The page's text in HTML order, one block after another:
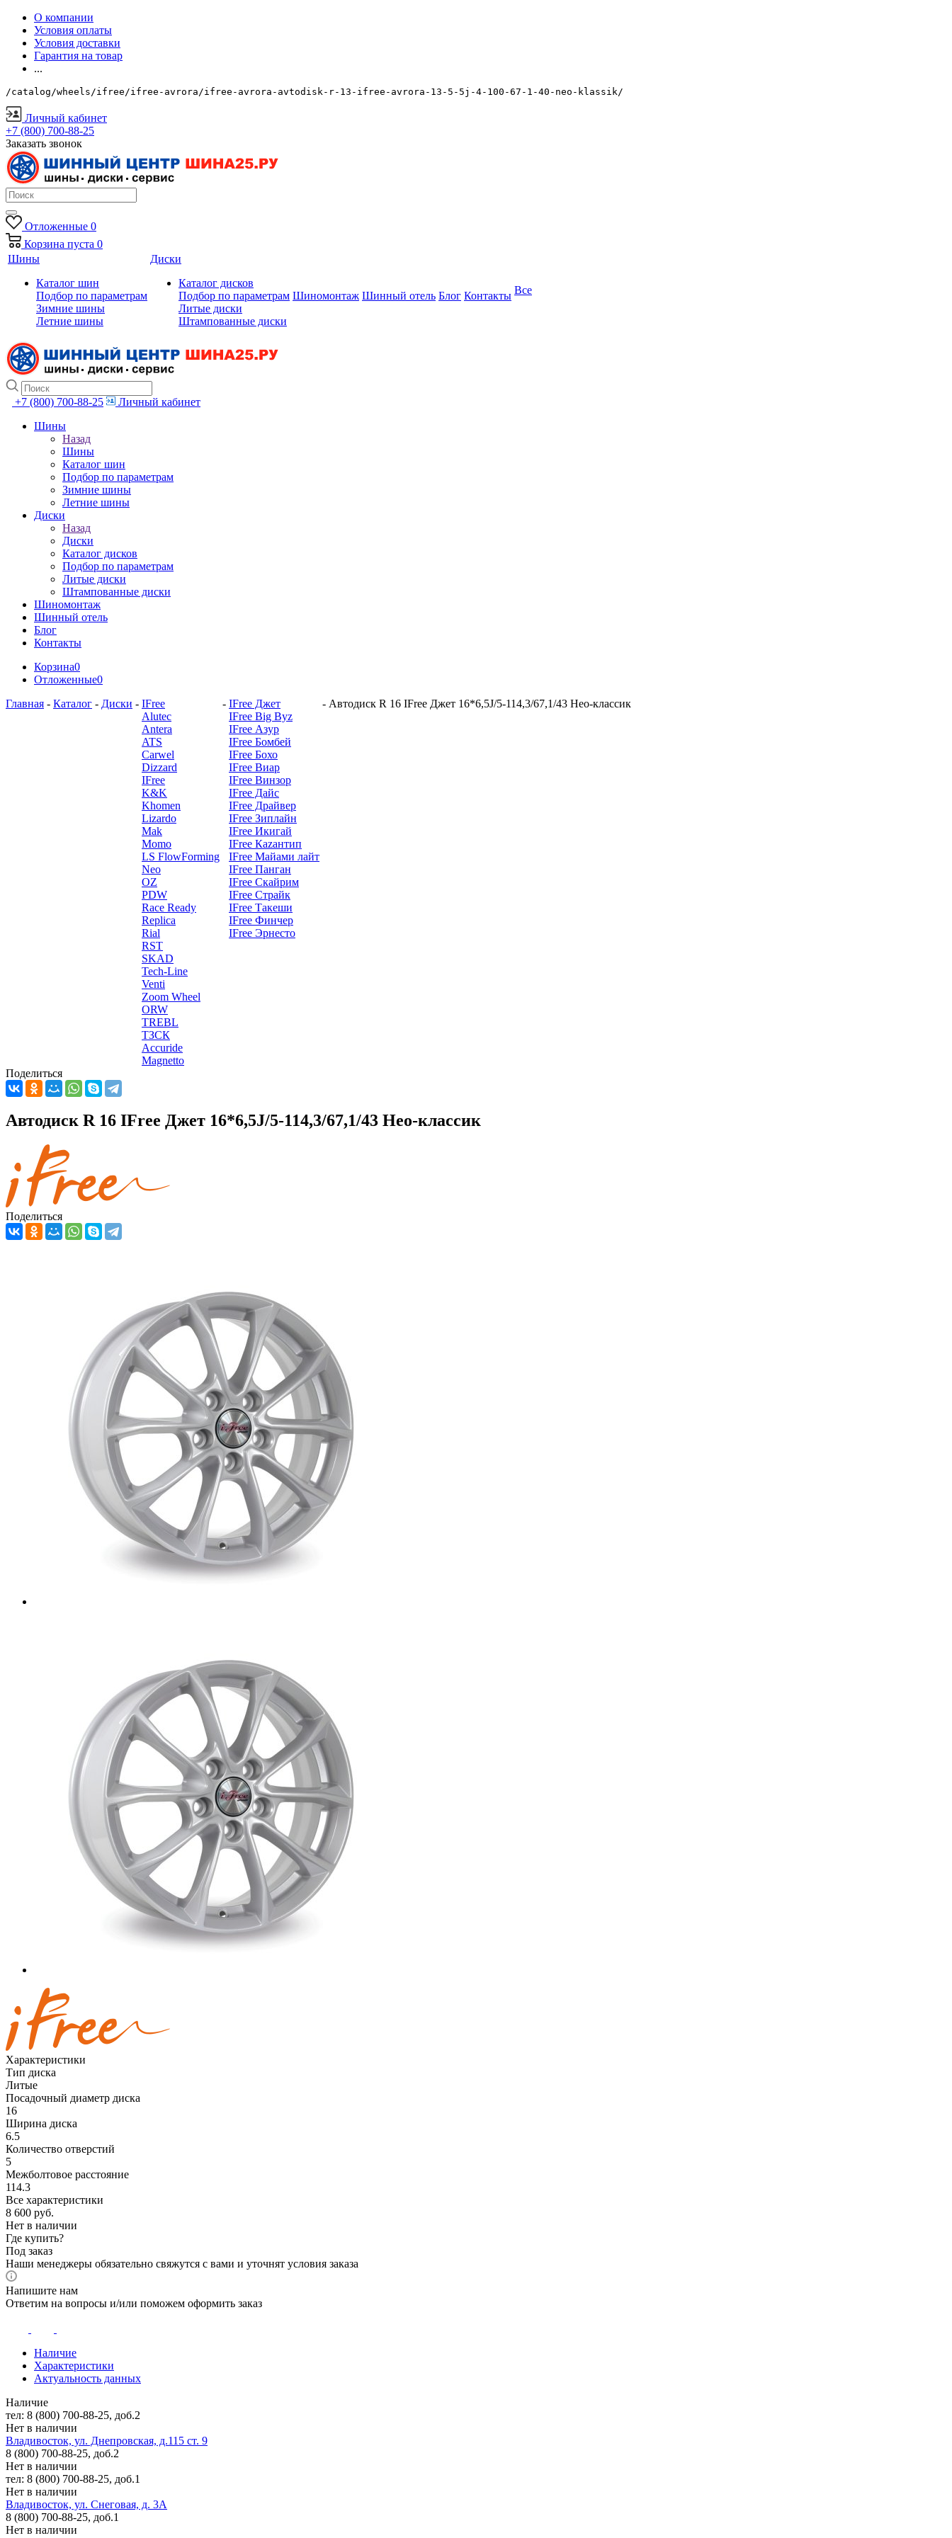
О компании
Условия оплаты
Условия доставки
Гарантия на товар
...
/catalog/wheels/ifree/ifree-avrora/ifree-avrora-avtodisk-r-13-ifree-avrora-13-5-5j-4-100-67-1-40-neo-klassik/
Личный кабинет
+7 (800) 700-88-25
Заказать звонок
Отложенные 0
Корзина пуста 0
Шины
Каталог шин
Подбор по параметрам
Зимние шины
Летние шины
Диски
Каталог дисков
Подбор по параметрам
Литые диски
Штампованные диски
Шиномонтаж Шинный отель Блог Контакты Все
+7 (800) 700-88-25
Личный кабинет
Шины
Назад
Шины
Каталог шин
Подбор по параметрам
Зимние шины
Летние шины
Диски
Назад
Диски
Каталог дисков
Подбор по параметрам
Литые диски
Штампованные диски
Шиномонтаж
Шинный отель
Блог
Контакты
Корзина0
Отложенные0
Главная - Каталог - Диски - IFree
Alutec
Antera
ATS
Carwel
Dizzard
IFree
K&K
Khomen
Lizardo
Mak
Momo
LS FlowForming
Neo
OZ
PDW
Race Ready
Replica
Rial
RST
SKAD
Tech-Line
Venti
Zoom Wheel
ORW
TREBL
ТЗСК
Accuride
Magnetto
- IFree Джет
IFree Big Byz
IFree Азур
IFree Бомбей
IFree Бохо
IFree Виар
IFree Винзор
IFree Дайс
IFree Драйвер
IFree Зиплайн
IFree Икигай
IFree Каzантип
IFree Майами лайт
IFree Панган
IFree Скайрим
IFree Страйк
IFree Такеши
IFree Финчер
IFree Эрнесто
- Автодиск R 16 IFree Джет 16*6,5J/5-114,3/67,1/43 Нео-классик
Поделиться
Автодиск R 16 IFree Джет 16*6,5J/5-114,3/67,1/43 Нео-классик
Поделиться
Характеристики
Тип диска
Литые
Посадочный диаметр диска
16
Ширина диска
6.5
Количество отверстий
5
Межболтовое расстояние
114.3
Все характеристики
8 600 руб.
Нет в наличии
Где купить?
Под заказ
Наши менеджеры обязательно свяжутся с вами и уточнят условия заказа
Напишите нам
Ответим на вопросы и/или поможем оформить заказ
Наличие
Характеристики
Актуальность данных
Наличие
тел: 8 (800) 700-88-25, доб.2
Нет в наличии
Владивосток, ул. Днепровская, д.115 ст. 9
8 (800) 700-88-25, доб.2
Нет в наличии
тел: 8 (800) 700-88-25, доб.1
Нет в наличии
Владивосток, ул. Снеговая, д. 3А
8 (800) 700-88-25, доб.1
Нет в наличии